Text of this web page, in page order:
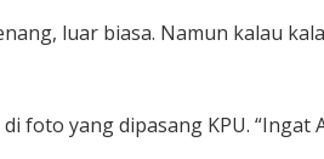
luar biasa. Namun kalau
foto yang dipasang KPU.